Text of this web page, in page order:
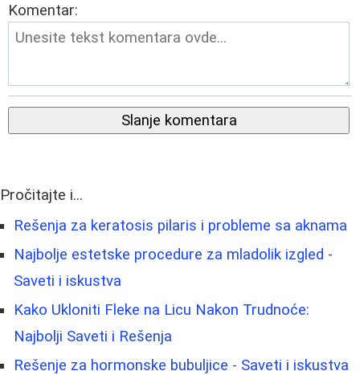
Komentar:
Slanje komentara
Pročitajte i...
Rešenja za keratosis pilaris i probleme sa aknama
Najbolje estetske procedure za mladolik izgled -
Saveti i iskustva
Kako Ukloniti Fleke na Licu Nakon Trudnoće:
Najbolji Saveti i Rešenja
Rešenje za hormonske bubuljice - Saveti i iskustva